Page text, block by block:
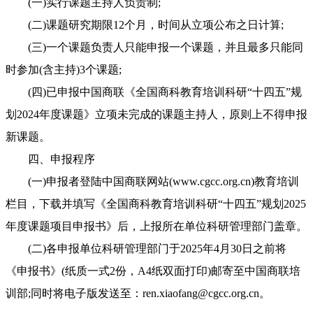
(一)实行课题主持人负责制;
(二)课题研究期限12个月，时间从立项公布之日计算;
(三)一个课题负责人只能申报一个课题，并且最多只能同
时参加(含主持)3个课题;
(四)已申报中国商联《全国商科教育培训科研“十四五”规
划2024年度课题》立项未完成的课题主持人，原则上不得申报
新课题。
四、申报程序
(一)申报者登陆中国商联网站(www.cgcc.org.cn)教育培训
栏目，下载并填写《全国商科教育培训科研“十四五”规划2025
年度课题项目申报书》后，上报所在单位科研管理部门盖章。
(二)各申报单位科研管理部门于2025年4月30日之前将
《申报书》(纸质一式2份，A4纸双面打印)邮寄至中国商联培
训部;同时将电子版发送至：ren.xiaofang@cgcc.org.cn。